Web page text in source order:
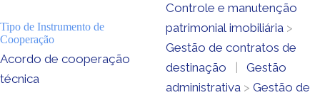
Tipo de Instrumento de
Cooperação
Acordo de cooperação
técnica
Controle e manutenção
patrimonial imobiliária >
Gestão de contratos de
destinação
|
Gestão
administrativa > Gestão de